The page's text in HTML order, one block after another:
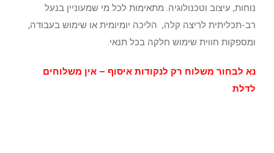
נוחות, עיצוב וטכנולוגיה. מתאימות לכל מי שמעוניין בנעל
רב-תכליתית לריצה קלה, הליכה יומיומית או שימוש בעבודה,
ומספקות חווית שימוש חלקה בכל תנאי.
נא לבחור משלוח רק לנקודות איסוף – אין משלוחים
לדלת